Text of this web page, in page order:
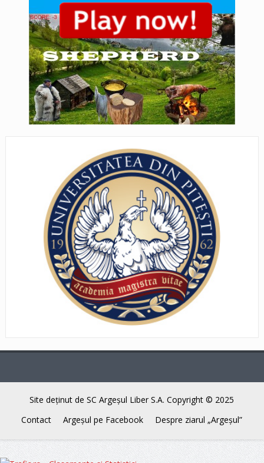
Site deţinut de SC Argeşul Liber S.A. Copyright © 2025
Contact
Argeşul pe Facebook Despre ziarul „Argeşul”